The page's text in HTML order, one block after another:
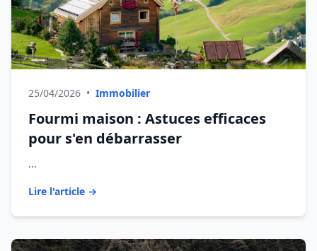
25/04/2026 • Immobilier
Fourmi maison : Astuces efficaces
pour s'en débarrasser
...
Lire l'article →